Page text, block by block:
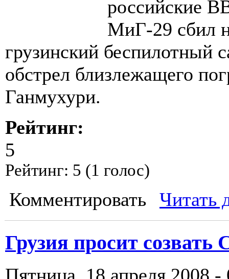
российские
МиГ-29 сбил
грузинский беспилотный
обстрел близлежащего
Ганмухури.
Рейтинг:
5
Рейтинг: 5 (1 голос)
Комментировать Читать
Грузия просит